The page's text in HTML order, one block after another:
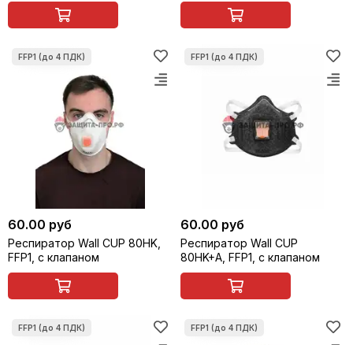
60.00 руб
Респиратор Wall CUP 80HK,
FFP1, с клапаном
60.00 руб
Респиратор Wall CUP
80HK+A, FFP1, с клапаном